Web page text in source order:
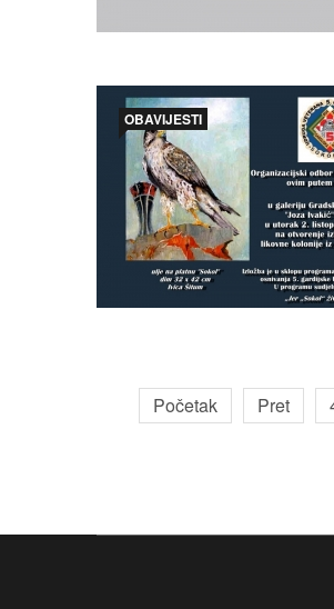
OBAVIJESTI
Početak Pret